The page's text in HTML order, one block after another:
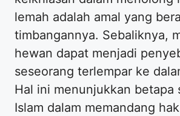
lemah adalah amal yang
timbangannya. Sebaliknya,
hewan dapat menjadi
seseorang terlempar ke
Hal ini menunjukkan betapa
Islam dalam memandang